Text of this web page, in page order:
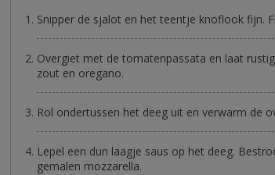
Snipper de sjalot en het teentje knoflook fijn.
Overgiet met de tomatenpassata en laat
zout en oregano.
Rol ondertussen het deeg uit en verwarm de
Lepel een dun laagje saus op het deeg.
gemalen mozzarella.